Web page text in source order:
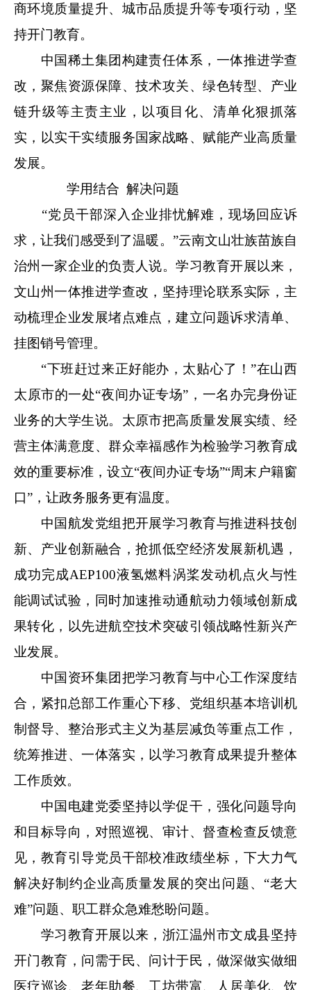
商环境质量提升、城市品质提升等专项行动，坚
持开门教育。
中国稀土集团构建责任体系，一体推进学查
改，聚焦资源保障、技术攻关、绿色转型、产业
链升级等主责主业，以项目化、清单化狠抓落
实，以实干实绩服务国家战略、赋能产业高质量
发展。
学用结合 解决问题
“党员干部深入企业排忧解难，现场回应诉
求，让我们感受到了温暖。”云南文山壮族苗族自
治州一家企业的负责人说。学习教育开展以来，
文山州一体推进学查改，坚持理论联系实际，主
动梳理企业发展堵点难点，建立问题诉求清单、
挂图销号管理。
“下班赶过来正好能办，太贴心了！”在山西
太原市的一处“夜间办证专场”，一名办完身份证
业务的大学生说。太原市把高质量发展实绩、经
营主体满意度、群众幸福感作为检验学习教育成
效的重要标准，设立“夜间办证专场”“周末户籍窗
口”，让政务服务更有温度。
中国航发党组把开展学习教育与推进科技创
新、产业创新融合，抢抓低空经济发展新机遇，
成功完成AEP100液氢燃料涡桨发动机点火与性
能调试试验，同时加速推动通航动力领域创新成
果转化，以先进航空技术突破引领战略性新兴产
业发展。
中国资环集团把学习教育与中心工作深度结
合，紧扣总部工作重心下移、党组织基本培训机
制督导、整治形式主义为基层减负等重点工作，
统筹推进、一体落实，以学习教育成果提升整体
工作质效。
中国电建党委坚持以学促干，强化问题导向
和目标导向，对照巡视、审计、督查检查反馈意
见，教育引导党员干部校准政绩坐标，下大力气
解决好制约企业高质量发展的突出问题、“老大
难”问题、职工群众急难愁盼问题。
学习教育开展以来，浙江温州市文成县坚持
开门教育，问需于民、问计于民，做深做实做细
医疗巡诊、老年助餐、工坊带富、人居美化、饮